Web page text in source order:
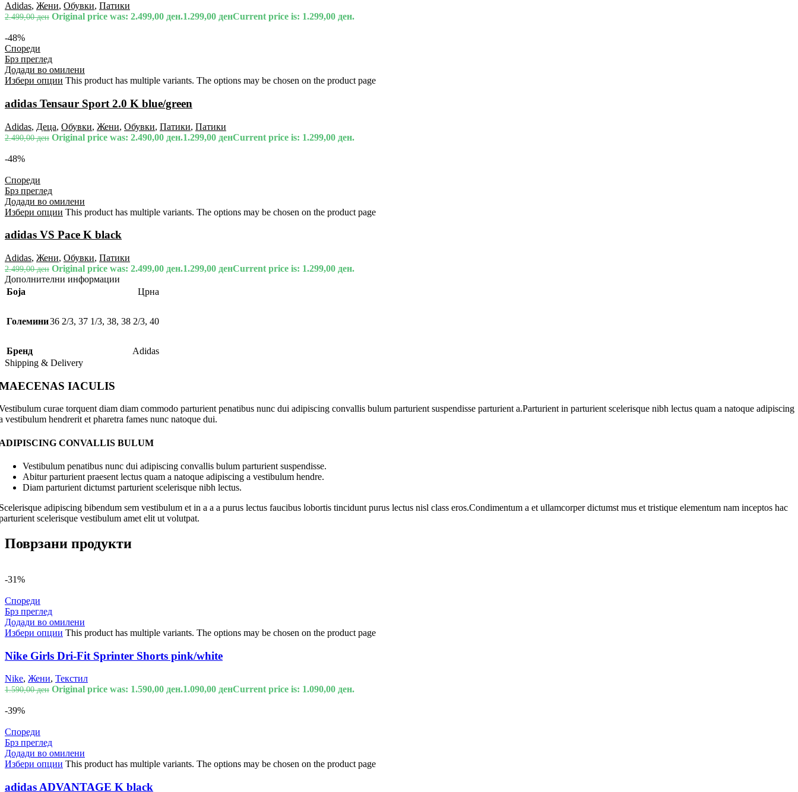
Adidas, Жени, Обувки, Патики
2.499,00ден Original price was: 2.499,00 ден.1.299,00 денCurrent price is: 1.299,00 ден.
-48%
Спореди
Брз преглед
Додади во омилени
Избери опции This product has multiple variants. The options may be chosen on the product page
adidas Tensaur Sport 2.0 K blue/green
Adidas, Деца, Обувки, Жени, Обувки, Патики, Патики
2.490,00ден Original price was: 2.490,00 ден.1.299,00 денCurrent price is: 1.299,00 ден.
-48%
Спореди
Брз преглед
Додади во омилени
Избери опции This product has multiple variants. The options may be chosen on the product page
adidas VS Pace K black
Adidas, Жени, Обувки, Патики
2.499,00ден Original price was: 2.499,00 ден.1.299,00 денCurrent price is: 1.299,00 ден.
Дополнителни информации
Боја
Црна
Големини36 2/3, 37 1/3, 38, 38 2/3, 40
Бренд
Adidas
Shipping & Delivery
IACULIS
curae torquent diam diam commodo parturient penatibus nunc dui adipiscing convallis bulum parturient suspendisse parturient a.Parturient in parturient scelerisque nibh lectus quam a natoque adipiscing
vestibulum hendrerit et pharetra fames nunc natoque dui.
CONVALLIS BULUM
Vestibulum penatibus nunc dui adipiscing convallis bulum parturient suspendisse.
Abitur parturient praesent lectus quam a natoque adipiscing a vestibulum hendre.
Diam parturient dictumst parturient scelerisque nibh lectus.
adipiscing bibendum sem vestibulum et in a a a purus lectus faucibus lobortis tincidunt purus lectus nisl class eros.Condimentum a et ullamcorper dictumst mus et tristique elementum nam inceptos hac
scelerisque vestibulum amet elit ut volutpat.
Поврзани продукти
-31%
Спореди
Брз преглед
Додади во омилени
Избери опции This product has multiple variants. The options may be chosen on the product page
Nike Girls Dri-Fit Sprinter Shorts pink/white
Nike, Жени, Текстил
1.590,00ден Original price was: 1.590,00 ден.1.090,00 денCurrent price is: 1.090,00 ден.
-39%
Спореди
Брз преглед
Додади во омилени
Избери опции This product has multiple variants. The options may be chosen on the product page
adidas ADVANTAGE K black